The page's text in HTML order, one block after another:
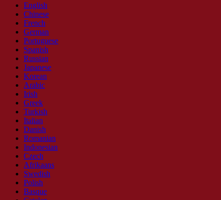
English
Chinese
French
German
Portuguese
Spanish
Russian
Japanese
Korean
Arabic
Irish
Greek
Turkish
Italian
Danish
Romanian
Indonesian
Czech
Afrikaans
Swedish
Polish
Basque